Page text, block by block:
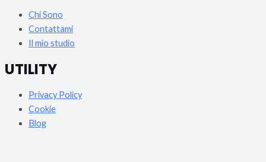
Chi Sono
Contattami
Il mio studio
UTILITY
Privacy Policy
Cookie
Blog